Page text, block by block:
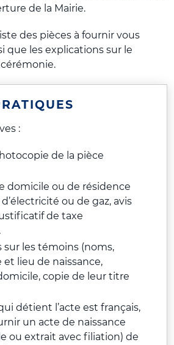
de la Mairie.
des pièces à fournir vous
que les explications sur le
:
de la pièce
domicile ou de résidence
d’électricité ou de gaz, avis
de taxe
les témoins (noms,
lieu de naissance,
copie de leur titre
détient l’acte est français,
un acte de naissance
ou extrait avec filiation) de